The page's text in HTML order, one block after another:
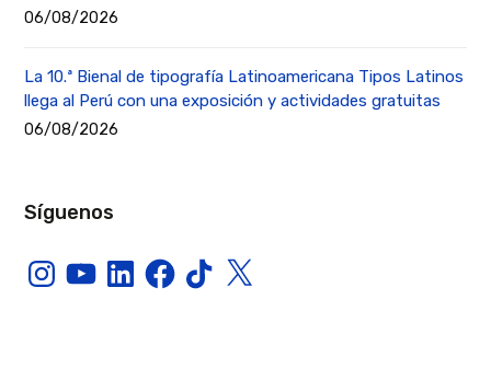
06/08/2026
La 10.ª Bienal de tipografía Latinoamericana Tipos Latinos
llega al Perú con una exposición y actividades gratuitas
06/08/2026
Síguenos
InstagramYouTubeLinkedInFacebook
TikTokX